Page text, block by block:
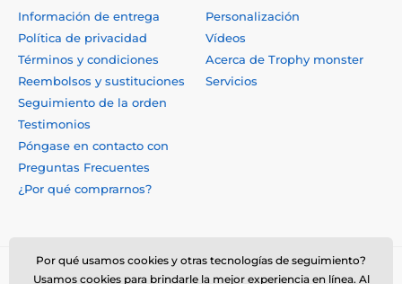
Información de entrega
Política de privacidad
Términos y condiciones
Reembolsos y sustituciones
Seguimiento de la orden
Testimonios
Póngase en contacto con
Preguntas Frecuentes
¿Por qué comprarnos?
Personalización
Vídeos
Acerca de Trophy monster
Servicios
Por qué usamos cookies y otras tecnologías de seguimiento?
Usamos cookies para brindarle la mejor experiencia en línea. Al